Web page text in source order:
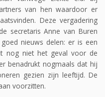
van hen waardoor er
Deze vergadering
secretaris Anne van Buren
nieuws delen: er is een
nog niet het geval voor de
benadrukt nogmaals dat hij
gezien zijn leeftijd. De
voorzitten.